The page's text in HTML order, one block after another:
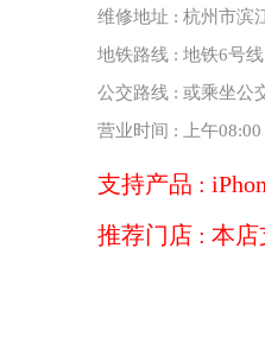
维修地址 : 杭州市滨
地铁路线 : 地铁6号
公交路线 : 或乘坐公
营业时间 : 上午
支持产品 :
推荐门店 : 本